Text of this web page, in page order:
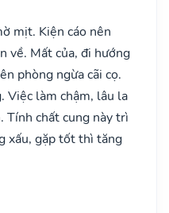
mịt. Kiện cáo nên
về. Mất của, đi hướng
phòng ngừa cãi cọ.
Việc làm chậm, lâu la
Tính chất cung này trì
xấu, gặp tốt thì tăng